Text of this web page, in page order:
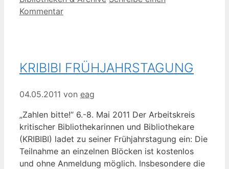
Kommentar
KRIBIBI FRÜHJAHRSTAGUNG
04.05.2011 von eag
„Zahlen bitte!“ 6.-8. Mai 2011 Der Arbeitskreis
kritischer Bibliothekarinnen und Bibliothekare
(KRIBIBI) ladet zu seiner Frühjahrstagung ein: Die
Teilnahme an einzelnen Blöcken ist kostenlos
und ohne Anmeldung möglich. Insbesondere die